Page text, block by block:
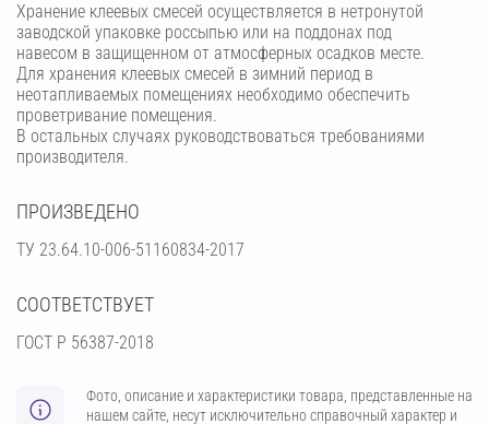
Хранение клеевых смесей осуществляется в нетронутой
заводской упаковке россыпью или на поддонах под
навесом в защищенном от атмосферных осадков месте.
Для хранения клеевых смесей в зимний период в
неотапливаемых помещениях необходимо обеспечить
проветривание помещения.
В остальных случаях руководствоваться требованиями
производителя.
ПРОИЗВЕДЕНО
ТУ 23.64.10-006-51160834-2017
СООТВЕТСТВУЕТ
ГОСТ Р 56387-2018
Фото, описание и характеристики товара, представленные на
нашем сайте, несут исключительно справочный характер и